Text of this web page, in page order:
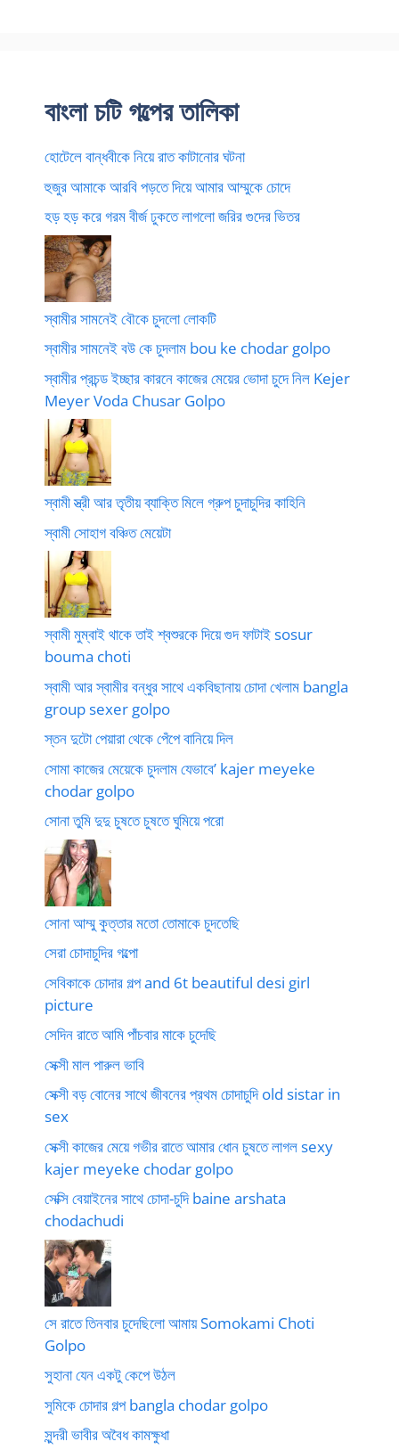
বাংলা চটি গল্পের তালিকা
হোটেলে বান্ধবীকে নিয়ে রাত কাটানোর ঘটনা
হুজুর আমাকে আরবি পড়তে দিয়ে আমার আম্মুকে চোদে
হড় হড় করে গরম বীর্জ ঢুকতে লাগলো জরির গুদের ভিতর
স্বামীর সামনেই বৌকে চুদলো লোকটি
স্বামীর সামনেই বউ কে চুদলাম bou ke chodar golpo
স্বামীর প্রচন্ড ইচ্ছার কারনে কাজের মেয়ের ভোদা চুদে নিল Kejer
Meyer Voda Chusar Golpo
স্বামী স্ত্রী আর তৃতীয় ব্যাক্তি মিলে গ্রুপ চুদাচুদির কাহিনি
স্বামী সোহাগ বঞ্চিত মেয়েটা
স্বামী মুম্বাই থাকে তাই শ্বশুরকে দিয়ে গুদ ফাটাই sosur
bouma choti
স্বামী আর স্বামীর বন্ধুর সাথে একবিছানায় চোদা খেলাম bangla
group sexer golpo
স্তন দুটো পেয়ারা থেকে পেঁপে বানিয়ে দিল
সোমা কাজের মেয়েকে চুদলাম যেভাবে’ kajer meyeke
chodar golpo
সোনা তুমি দুদু চুষতে চুষতে ঘুমিয়ে পরো
সোনা আম্মু কুত্তার মতো তোমাকে চুদতেছি
সেরা চোদাচুদির গল্পো
সেবিকাকে চোদার গল্প and 6t beautiful desi girl
picture
সেদিন রাতে আমি পাঁচবার মাকে চুদেছি
সেক্সী মাল পারুল ভাবি
সেক্সী বড় বোনের সাথে জীবনের প্রথম চোদাচুদি old sistar in
sex
সেক্সী কাজের মেয়ে গভীর রাতে আমার ধোন চুষতে লাগল sexy
kajer meyeke chodar golpo
সেক্সি বেয়াইনের সাথে চোদা-চুদি baine arshata
chodachudi
সে রাতে তিনবার চুদেছিলো আমায় Somokami Choti
Golpo
সুহানা যেন একটু কেপে উঠল
সুমিকে চোদার গল্প bangla chodar golpo
সুন্দরী ভাবীর অবৈধ কামক্ষুধা